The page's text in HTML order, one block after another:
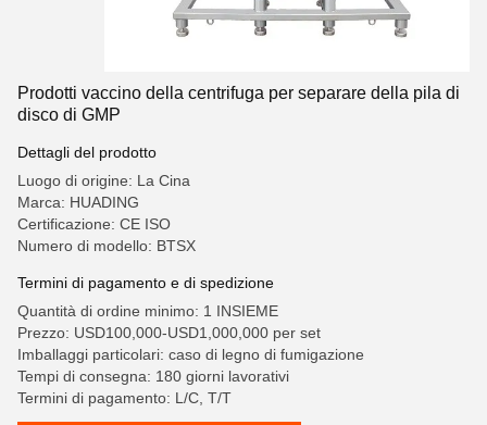
Prodotti vaccino della centrifuga per separare della pila di
disco di GMP
Dettagli del prodotto
Luogo di origine: La Cina
Marca: HUADING
Certificazione: CE ISO
Numero di modello: BTSX
Termini di pagamento e di spedizione
Quantità di ordine minimo: 1 INSIEME
Prezzo: USD100,000-USD1,000,000 per set
Imballaggi particolari: caso di legno di fumigazione
Tempi di consegna: 180 giorni lavorativi
Termini di pagamento: L/C, T/T